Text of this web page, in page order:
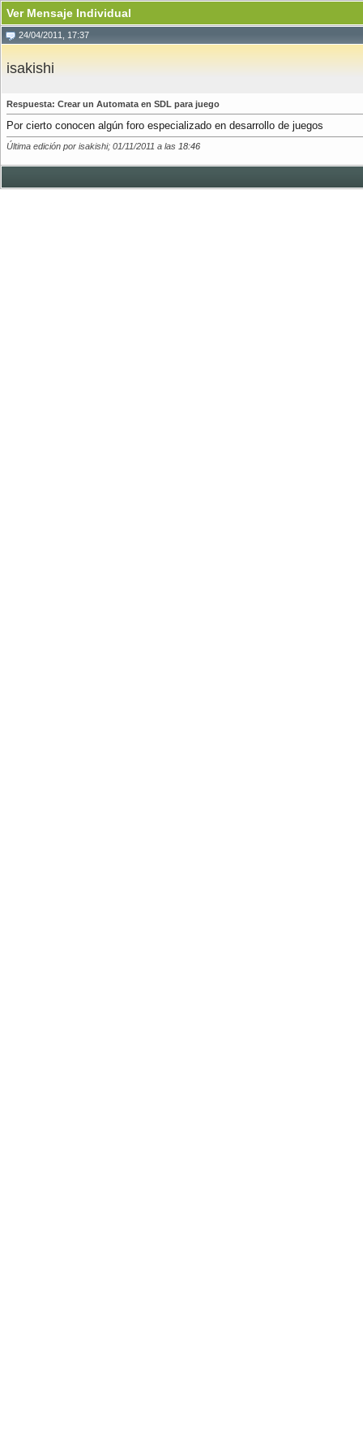
Ver Mensaje Individual
24/04/2011, 17:37
isakishi
Respuesta: Crear un Automata en SDL para juego
Por cierto conocen algún foro especializado en desarrollo de juegos
Última edición por isakishi; 01/11/2011 a las 18:46